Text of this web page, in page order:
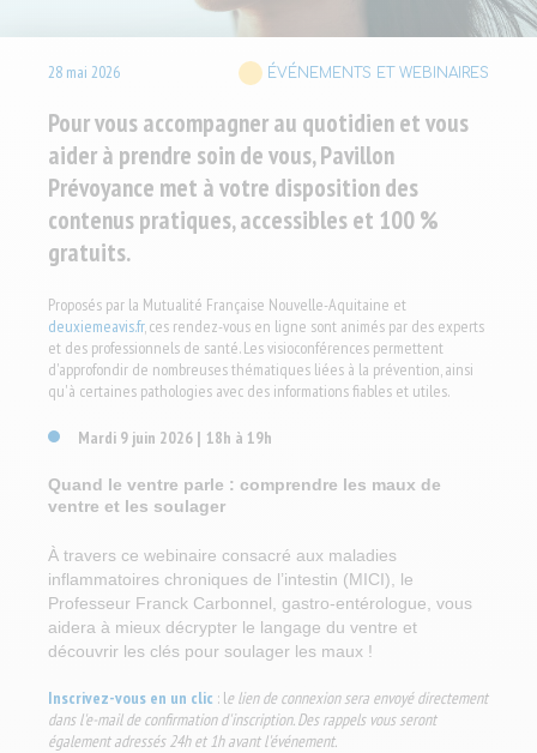
28 mai 2026 ÉVÉNEMENTS ET WEBINAIRES
Pour vous accompagner au quotidien et vous
aider à prendre soin de vous, Pavillon
Prévoyance met à votre disposition des
contenus pratiques, accessibles et 100 %
gratuits.
Proposés par la Mutualité Française Nouvelle-Aquitaine et
deuxiemeavis.fr, ces rendez-vous en ligne sont animés par des experts
et des professionnels de santé. Les visioconférences permettent
d'approfondir de nombreuses thématiques liées à la prévention, ainsi
qu'à certaines pathologies avec des informations fiables et utiles.
Mardi 9 juin 2026 | 18h à 19h
Quand le ventre parle : comprendre les maux de
ventre et les soulager
À travers ce webinaire consacré aux maladies
inflammatoires chroniques de l’intestin (MICI), le
Professeur Franck Carbonnel, gastro-entérologue, vous
aidera à mieux décrypter le langage du ventre et
découvrir les clés pour soulager les maux !
Inscrivez-vous en un clic : le lien de connexion sera envoyé directement
dans l'e-mail de confirmation d'inscription. Des rappels vous seront
également adressés 24h et 1h avant l'événement.